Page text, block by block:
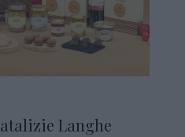
Langhe